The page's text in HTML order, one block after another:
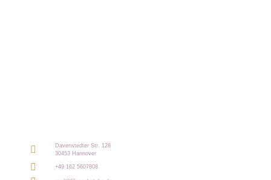
Davenstedter Str. 128
30453 Hannover
+49 162 5607808